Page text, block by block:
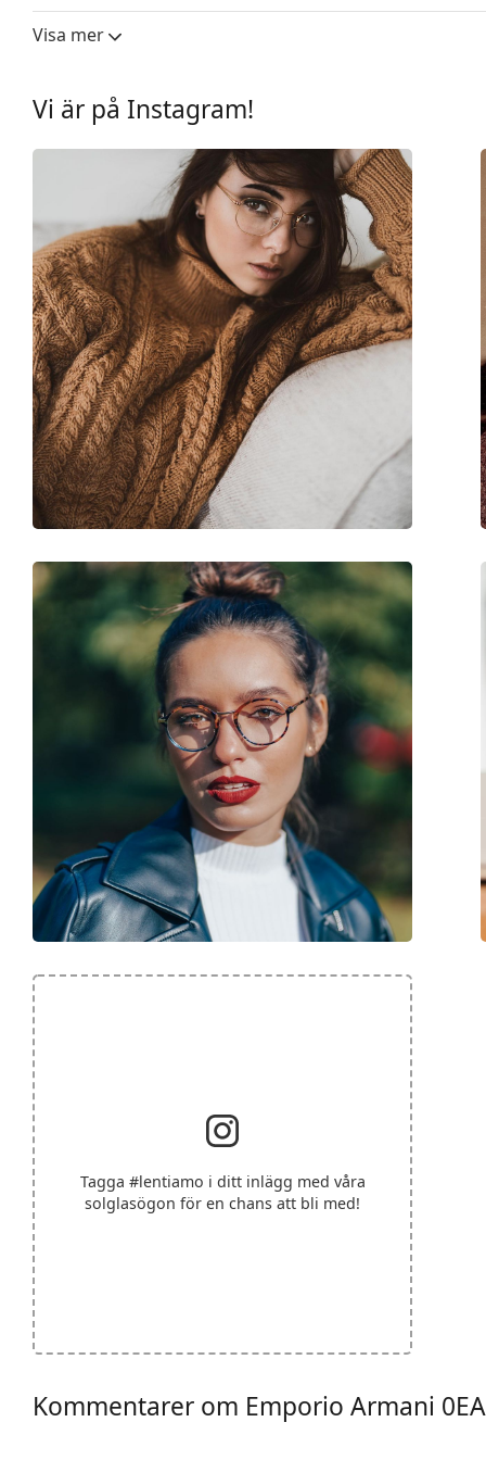
Övrigt
Varumärke:
Visa mer
Vi är på Instagram!
Tagga #lentiamo i ditt inlägg med våra
solglasögon för en chans att bli med!
Kommentarer om Emporio Armani